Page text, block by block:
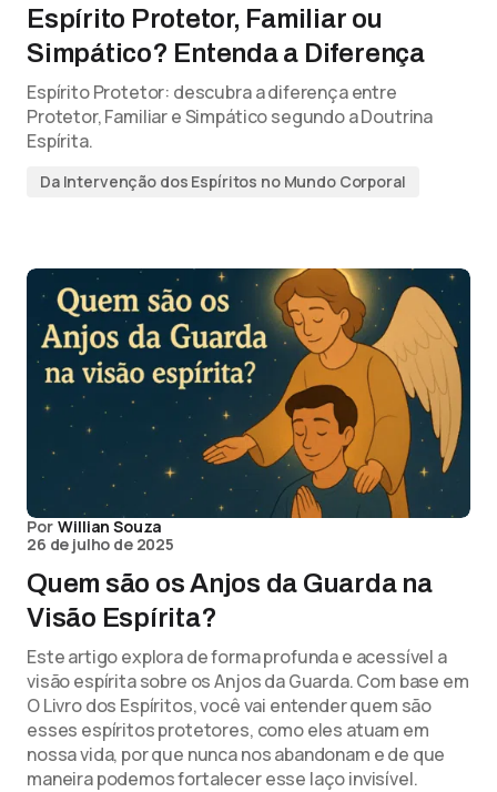
Espírito Protetor, Familiar ou
Simpático? Entenda a Diferença
Espírito Protetor: descubra a diferença entre
Protetor, Familiar e Simpático segundo a Doutrina
Espírita.
Da Intervenção dos Espíritos no Mundo Corporal
Por Willian Souza
26 de julho de 2025
Quem são os Anjos da Guarda na
Visão Espírita?
Este artigo explora de forma profunda e acessível a
visão espírita sobre os Anjos da Guarda. Com base em
O Livro dos Espíritos, você vai entender quem são
esses espíritos protetores, como eles atuam em
nossa vida, por que nunca nos abandonam e de que
maneira podemos fortalecer esse laço invisível.